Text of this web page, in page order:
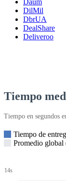
Daum
DilMil
DbrUA
DealShare
Deliveroo
Tiempo
Tiempo en segundos
Tiempo de
Promedio global
14s